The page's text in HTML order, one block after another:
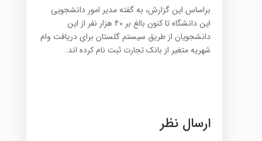
براساس این گزارش، به گفته مدیر امور دانشجویی
این دانشگاه تا کنون بالغ بر ۴۰ هزار نفر از این
دانشجویان از طریق سیستم گلستان برای دریافت وام
شهریه متغیر از بانک تجارت ثبت نام کرده اند.
ارسال نظر